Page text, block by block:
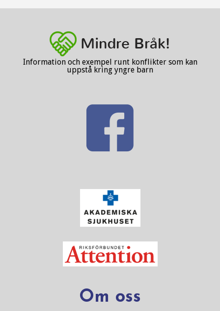
Information och exempel runt konflikter som kan
uppstå kring yngre barn
Om oss